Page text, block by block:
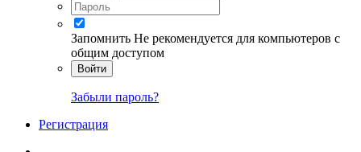
Запомнить Не рекомендуется для компьютеров с
общим доступом
Войти
Забыли пароль?
Регистрация